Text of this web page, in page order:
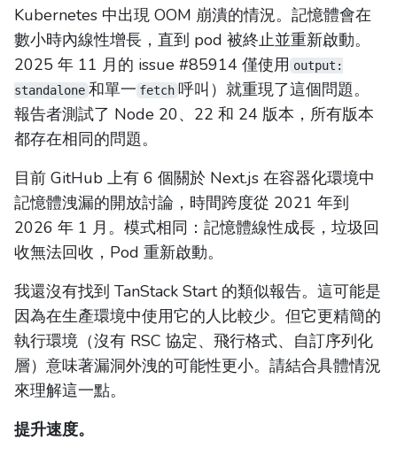
Kubernetes 中出現 OOM 崩潰的情況。記憶體會在
數小時內線性增長，直到 pod 被終止並重新啟動。
2025 年 11 月的 issue #85914 僅使用 output:
standalone 和單一 fetch 呼叫）就重現了這個問題。
報告者測試了 Node 20、22 和 24 版本，所有版本
都存在相同的問題。
目前 GitHub 上有 6 個關於 Next.js 在容器化環境中
記憶體洩漏的開放討論，時間跨度從 2021 年到
2026 年 1 月。模式相同：記憶體線性成長，垃圾回
收無法回收，Pod 重新啟動。
我還沒有找到 TanStack Start 的類似報告。這可能是
因為在生產環境中使用它的人比較少。但它更精簡的
執行環境（沒有 RSC 協定、飛行格式、自訂序列化
層）意味著漏洞外洩的可能性更小。請結合具體情況
來理解這一點。
提升速度。